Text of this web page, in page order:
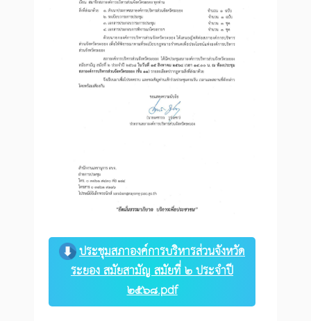
ประชุมสภาองค์การบริหารส่วนจังหวัด
ระยอง สมัยสามัญ สมัยที่ ๒ ประจำปี
๒๕๖๘.pdf